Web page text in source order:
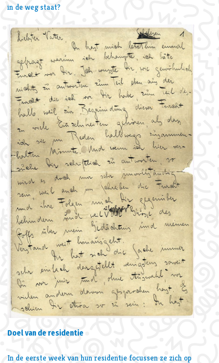
in de weg staat?
Doel van de residentie
In de eerste week van hun residentie focussen ze zich op